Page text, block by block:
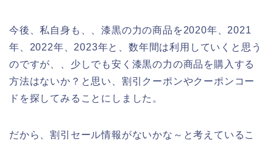
今後、私自身も、、漆黒の力の商品を2020年、2021
年、2022年、2023年と、数年間は利用していくと思う
のですが、、少しでも安く漆黒の力の商品を購入する
方法はないか？と思い、割引クーポンやクーポンコー
ドを探してみることにしました。
だから、割引セール情報がないかな～と考えているこ